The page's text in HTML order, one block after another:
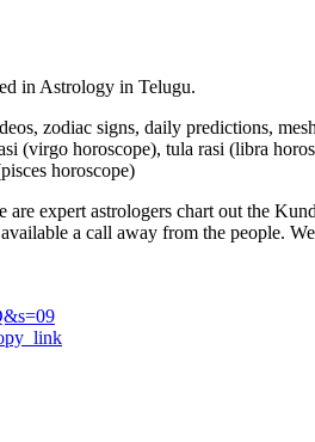
in Astrology in Telugu.
zodiac signs, daily predictions,
(virgo horoscope), tula rasi (libra
horoscope)
expert astrologers chart out the
a call away from the people.